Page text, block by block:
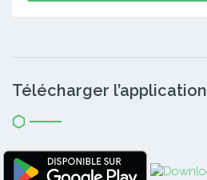
Télécharger l’application